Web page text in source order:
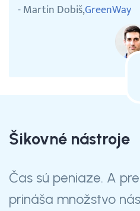
- Martin Dobiš,GreenWay
Šikovné nástroje
Čas sú peniaze. A
prináša množstvo